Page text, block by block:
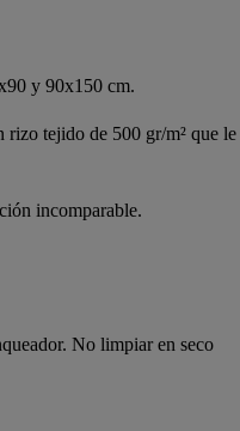
y 90x150 cm.
tejido de 500 gr/m² que
incomparable.
No limpiar en seco